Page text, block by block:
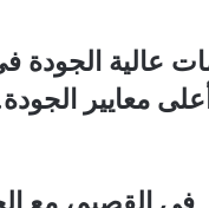
عالية الجودة
معايير